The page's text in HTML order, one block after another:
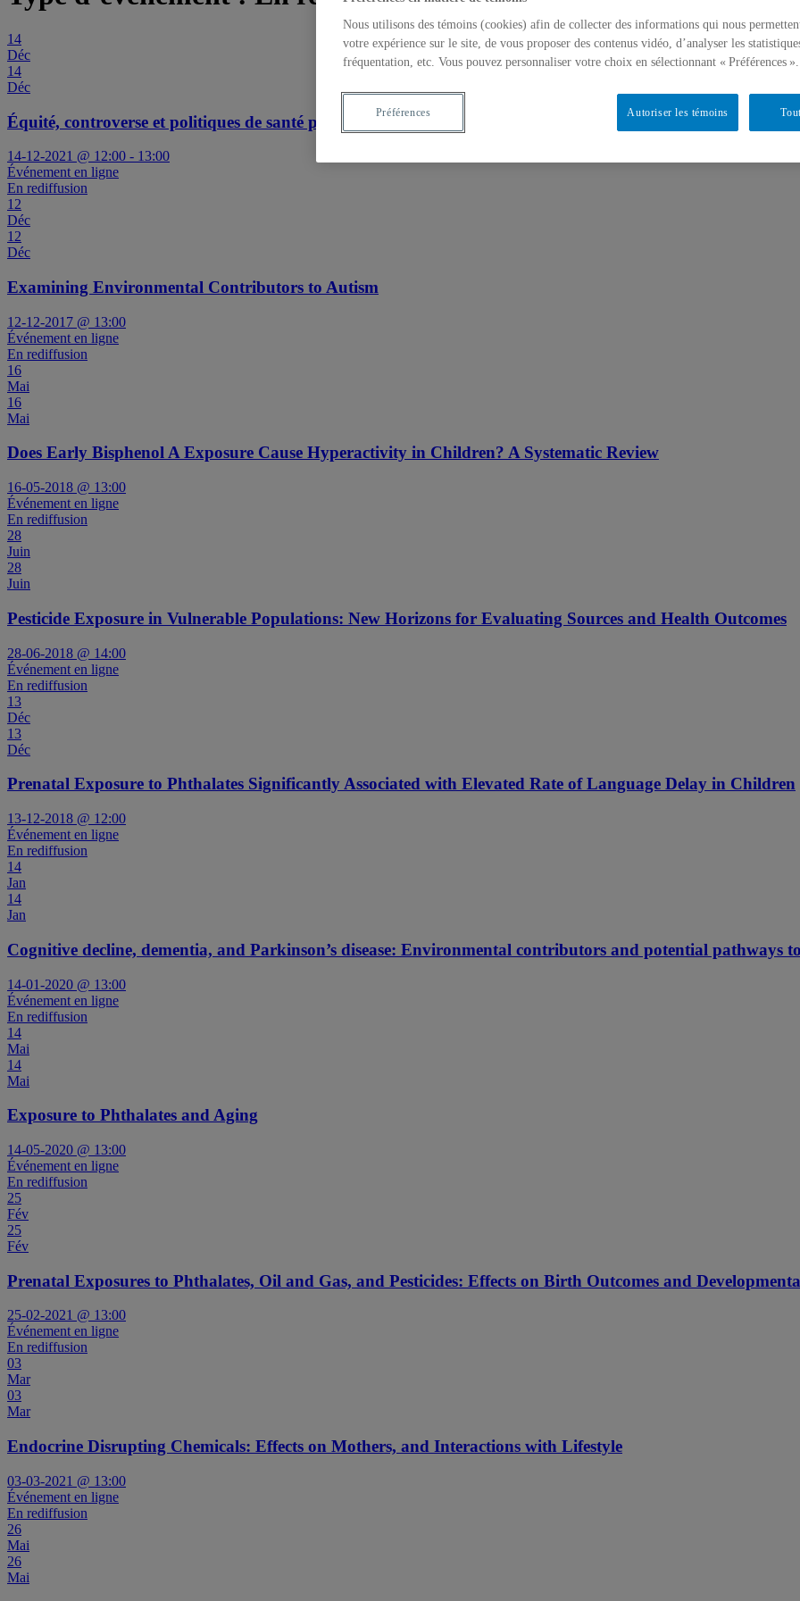
14
Déc
14
Déc
Équité, controverse et politiques de santé publique: le cas de la fluoration de l’eau potable à Calgary
14-12-2021 @ 12:00 - 13:00
Événement en ligne
En rediffusion
12
Déc
12
Déc
Examining Environmental Contributors to Autism
12-12-2017 @ 13:00
Événement en ligne
En rediffusion
16
Mai
16
Mai
Does Early Bisphenol A Exposure Cause Hyperactivity in Children? A Systematic Review
16-05-2018 @ 13:00
Événement en ligne
En rediffusion
28
Juin
28
Juin
Pesticide Exposure in Vulnerable Populations: New Horizons for Evaluating Sources and Health Outcomes
28-06-2018 @ 14:00
Événement en ligne
En rediffusion
13
Déc
13
Déc
Prenatal Exposure to Phthalates Significantly Associated with Elevated Rate of Language Delay in Children
13-12-2018 @ 12:00
Événement en ligne
En rediffusion
14
Jan
14
Jan
Cognitive decline, dementia, and Parkinson’s disease: Environmental contributors and potential pathways
14-01-2020 @ 13:00
Événement en ligne
En rediffusion
14
Mai
14
Mai
Exposure to Phthalates and Aging
14-05-2020 @ 13:00
Événement en ligne
En rediffusion
25
Fév
25
Fév
Prenatal Exposures to Phthalates, Oil and Gas, and Pesticides: Effects on Birth Outcomes and
25-02-2021 @ 13:00
Événement en ligne
En rediffusion
03
Mar
03
Mar
Endocrine Disrupting Chemicals: Effects on Mothers, and Interactions with Lifestyle
03-03-2021 @ 13:00
Événement en ligne
En rediffusion
26
Mai
26
Mai
Nous utilisons des témoins (cookies) afin de collecter des informations qui nous
votre expérience sur le site, de vous proposer des contenus vidéo, d’analyser les
fréquentation, etc. Vous pouvez personnaliser votre choix en sélectionnant « Préférences ».
Autoriser les témoins
Préférences